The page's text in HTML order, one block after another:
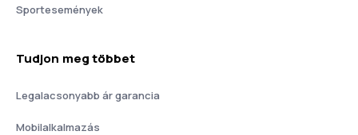
Sportesemények
Tudjon meg többet
Legalacsonyabb ár garancia
Mobilalkalmazás